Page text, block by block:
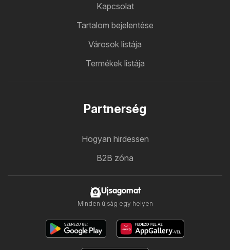
Kapcsolat
Tartalom bejelentése
Városok listája
Termékek listája
Partnerség
Hogyan hirdessen
B2B zóna
Ujsagomat
Minden újság egy helyen